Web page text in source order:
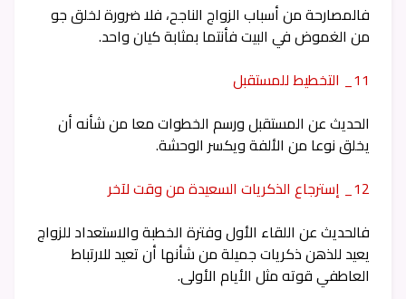
فالمصارحة من أسباب الزواج الناجح، فلا ضرورة لخلق جو
من الغموض في البيت فأنتما بمثابة كيان واحد.
11_ التخطيط للمستقبل
الحديث عن المستقبل ورسم الخطوات معا من شأنه أن
يخلق نوعا من الألفة ويكسر الوحشة.
12_ إسترجاع الذكريات السعيدة من وقت لآخر
فالحديث عن اللقاء الأول وفترة الخطبة والاستعداد للزواج
يعيد للذهن ذكريات جميلة من شأنها أن تعيد للارتباط
العاطفي قوته مثل الأيام الأولى.